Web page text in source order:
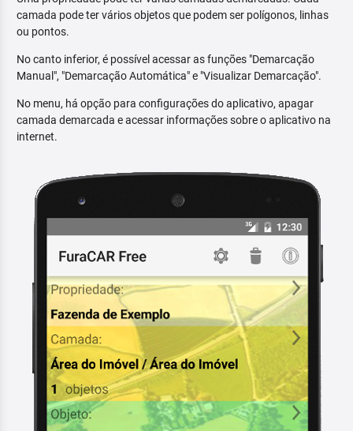
camada pode ter vários objetos que podem ser polígonos, linhas
ou pontos.
No canto inferior, é possível acessar as funções "Demarcação
Manual", "Demarcação Automática" e "Visualizar Demarcação".
No menu, há opção para configurações do aplicativo, apagar
camada demarcada e acessar informações sobre o aplicativo na
internet.